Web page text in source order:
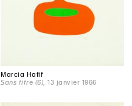
Marcia Hafif
Sans titre (6), 13 janvier 1966